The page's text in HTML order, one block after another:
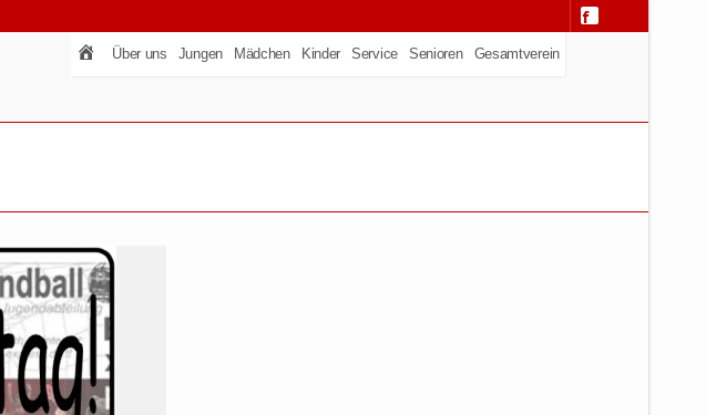
Über uns Jungen Mädchen Kinder Service Senioren Gesamtverein